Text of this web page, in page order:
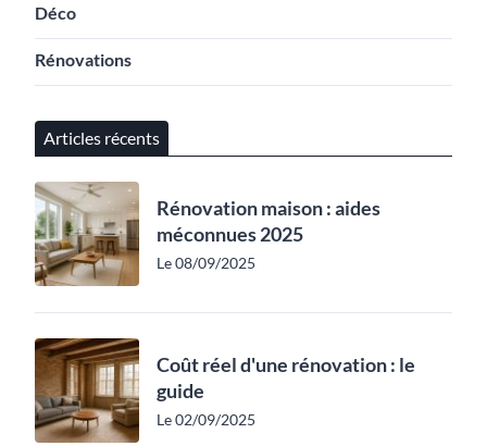
Déco
Rénovations
Articles récents
Rénovation maison : aides
méconnues 2025
Le 08/09/2025
Coût réel d'une rénovation : le
guide
Le 02/09/2025